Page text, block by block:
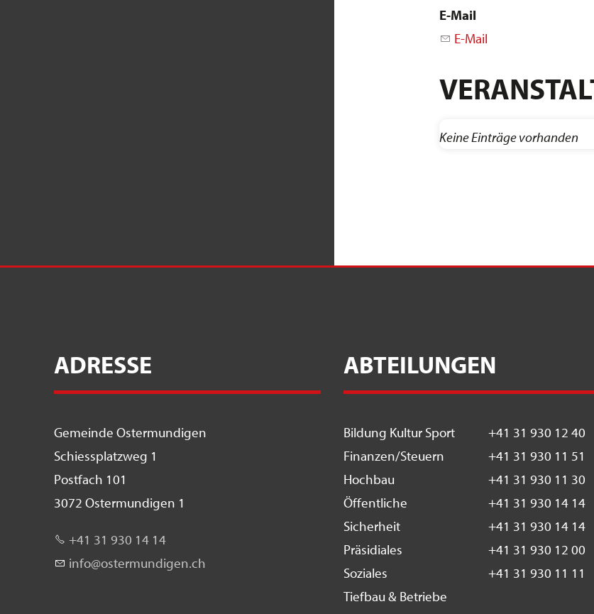
E-Mail
E-Mail
Keine Einträge vorhanden
ADRESSE
Gemeinde Ostermundigen
Schiessplatzweg 1
Postfach 101
3072 Ostermundigen 1
+41 31 930 14 14
nf
st rm nd g n ch
ABTEILUNGEN
Bildung Kultur Sport
Finanzen/Steuern
Hochbau
Öffentliche
Sicherheit
Präsidiales
Soziales
Tiefbau & Betriebe
+41 31 930 12 40
+41 31 930 11 51
+41 31 930 11 30
+41 31 930 14 14
+41 31 930 14 14
+41 31 930 12 00
+41 31 930 11 11